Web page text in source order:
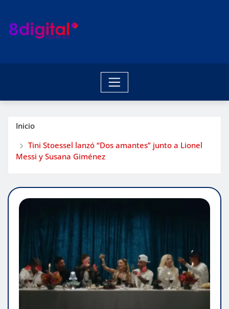
contenido
Inicio
Tini Stoessel lanzó “Dos amantes” junto a Lionel
Messi y Susana Giménez